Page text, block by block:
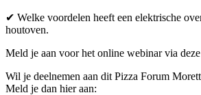
✔ Welke voordelen heeft een elektrische
houtoven.
Meld je aan voor het online webinar via
Wil je deelnemen aan dit Pizza Forum
Meld je dan hier aan: